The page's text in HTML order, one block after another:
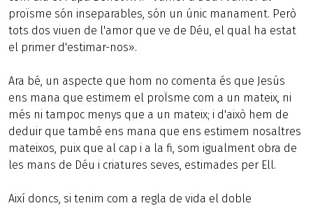
proïsme són inseparables, són un únic manament. Però
tots dos viuen de l'amor que ve de Déu, el qual ha estat
el primer d'estimar-nos».
Ara bé, un aspecte que hom no comenta és que Jesús
ens mana que estimem el proÏsme com a un mateix, ni
més ni tampoc menys que a un mateix; i d'això hem de
deduir que també ens mana que ens estimem nosaltres
mateixos, puix que al cap i a la fi, som igualment obra de
les mans de Déu i criatures seves, estimades per Ell.
Així doncs, si tenim com a regla de vida el doble